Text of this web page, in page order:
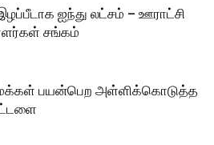
ஐந்து லட்சம் – ஊராட்சி
சங்கம்
மக்கள் பயன்பெற அள்ளிக்கொடுத்த